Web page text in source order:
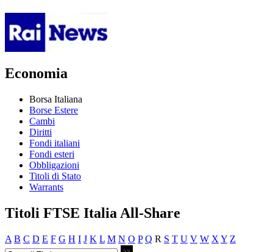
Economia
Borsa Italiana
Borse Estere
Cambi
Diritti
Fondi italiani
Fondi esteri
Obbligazioni
Titoli di Stato
Warrants
Titoli FTSE Italia All-Share
A B C D E F G H I J K L M N O P Q R S T U V W X Y Z